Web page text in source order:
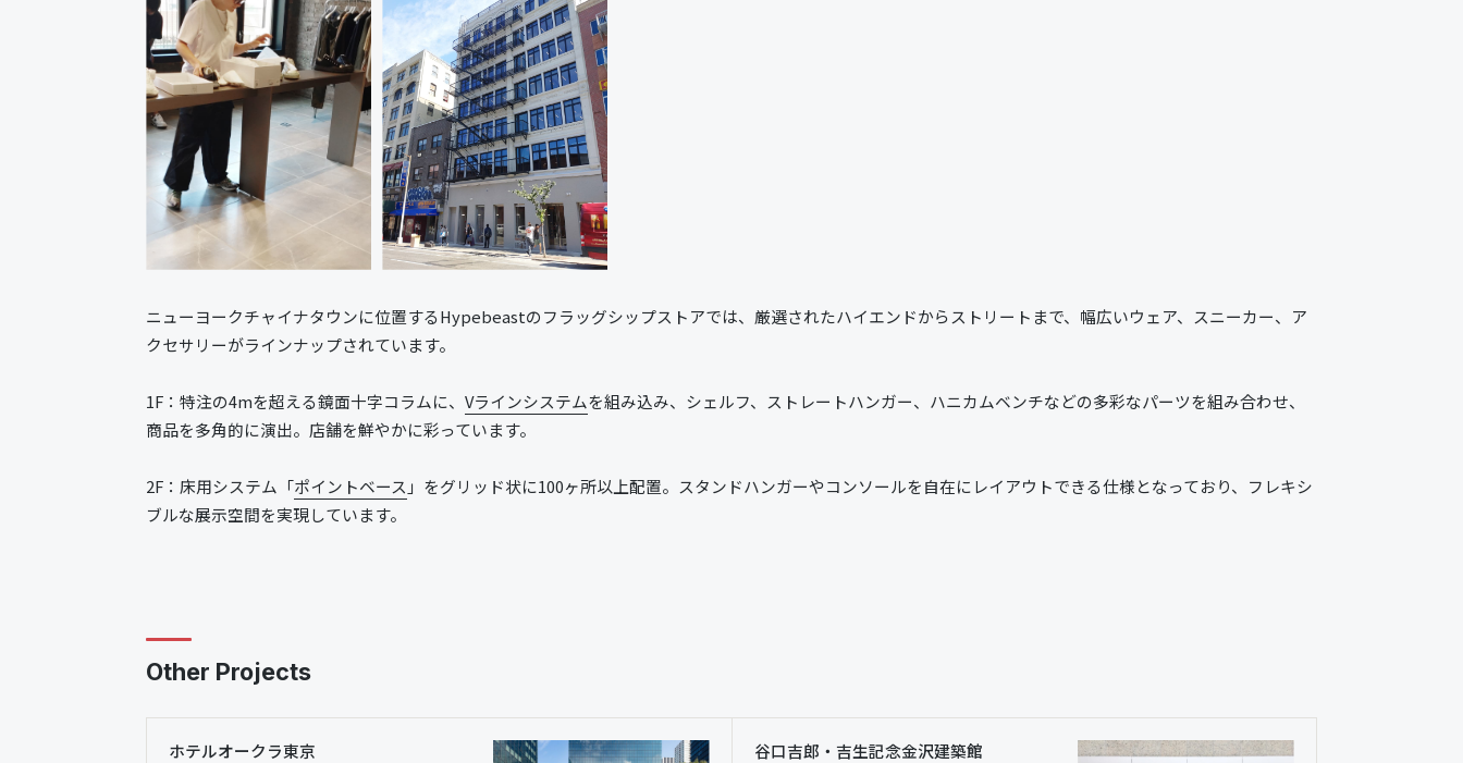
ニューヨークチャイナタウンに位置するHypebeastのフラッグシップストアでは、厳選されたハイエンドからストリートまで、幅広いウェア、スニーカー、ア
クセサリーがラインナップされています。
1F：特注の4mを超える鏡面十字コラムに、Vラインシステムを組み込み、シェルフ、ストレートハンガー、ハニカムベンチなどの多彩なパーツを組み合わせ、
商品を多角的に演出。店舗を鮮やかに彩っています。
2F：床用システム「ポイントベース 」をグリッド状に100ヶ所以上配置。スタンドハンガーやコンソールを自在にレイアウトできる仕様となっており、フレキシ
ブルな展示空間を実現しています。
Other Projects
ホテルオークラ東京 谷口吉郎・吉生記念金沢建築館